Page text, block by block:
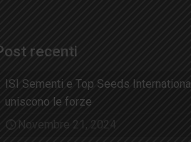
recenti
ISI Sementi e Top Seeds International
uniscono le forze
Novembre 21, 2024